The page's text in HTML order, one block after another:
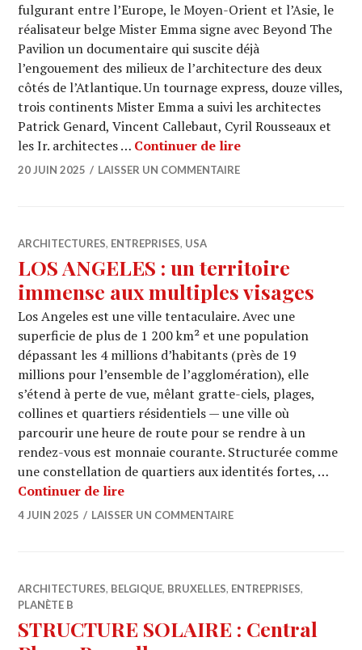
fulgurant entre l’Europe, le Moyen-Orient et l’Asie, le
réalisateur belge Mister Emma signe avec Beyond The
Pavilion un documentaire qui suscite déjà
l’engouement des milieux de l’architecture des deux
côtés de l’Atlantique. Un tournage express, douze villes,
trois continents Mister Emma a suivi les architectes
Patrick Genard, Vincent Callebaut, Cyril Rousseaux et
les Ir. architectes … Continuer de lireBEYOND THE
20 JUIN 2025 LAISSER UN COMMENTAIRE
ARCHITECTURES, ENTREPRISES, USA
LOS ANGELES : un territoire
immense aux multiples visages
Los Angeles est une ville tentaculaire. Avec une
superficie de plus de 1 200 km² et une population
dépassant les 4 millions d’habitants (près de 19
millions pour l’ensemble de l’agglomération), elle
s’étend à perte de vue, mêlant gratte-ciels, plages,
collines et quartiers résidentiels — une ville où
parcourir une heure de route pour se rendre à un
rendez-vous est monnaie courante. Structurée comme
une constellation de quartiers aux identités fortes, …
Continuer de lireLOS ANGELES : un territoire
4 JUIN 2025 LAISSER UN COMMENTAIRE
ARCHITECTURES, BELGIQUE, BRUXELLES, ENTREPRISES,
PLANÈTE B
STRUCTURE SOLAIRE : Central